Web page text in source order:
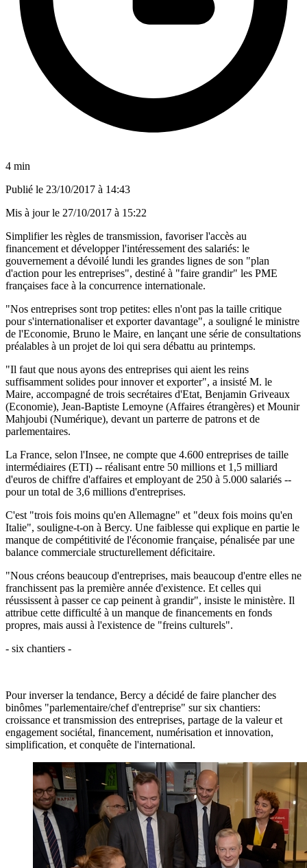
4 min
Publié le 23/10/2017 à 14:43
Mis à jour le 27/10/2017 à 15:22
Simplifier les règles de transmission, favoriser l'accès au
financement et développer l'intéressement des salariés: le
gouvernement a dévoilé lundi les grandes lignes de son "plan
d'action pour les entreprises", destiné à "faire grandir" les PME
françaises face à la concurrence internationale.
"Nos entreprises sont trop petites: elles n'ont pas la taille critique
pour s'internationaliser et exporter davantage", a souligné le ministre
de l'Economie, Bruno le Maire, en lançant une série de consultations
préalables à un projet de loi qui sera débattu au printemps.
"Il faut que nous ayons des entreprises qui aient les reins
suffisamment solides pour innover et exporter", a insisté M. le
Maire, accompagné de trois secrétaires d'Etat, Benjamin Griveaux
(Economie), Jean-Baptiste Lemoyne (Affaires étrangères) et Mounir
Mahjoubi (Numérique), devant un parterre de patrons et de
parlementaires.
La France, selon l'Insee, ne compte que 4.600 entreprises de taille
intermédiaires (ETI) -- réalisant entre 50 millions et 1,5 milliard
d'euros de chiffre d'affaires et employant de 250 à 5.000 salariés --
pour un total de 3,6 millions d'entreprises.
C'est "trois fois moins qu'en Allemagne" et "deux fois moins qu'en
Italie", souligne-t-on à Bercy. Une faiblesse qui explique en partie le
manque de compétitivité de l'économie française, pénalisée par une
balance commerciale structurellement déficitaire.
"Nous créons beaucoup d'entreprises, mais beaucoup d'entre elles ne
franchissent pas la première année d'existence. Et celles qui
réussissent à passer ce cap peinent à grandir", insiste le ministère. Il
attribue cette difficulté à un manque de financements en fonds
propres, mais aussi à l'existence de "freins culturels".
- six chantiers -
Pour inverser la tendance, Bercy a décidé de faire plancher des
binômes "parlementaire/chef d'entreprise" sur six chantiers:
croissance et transmission des entreprises, partage de la valeur et
engagement sociétal, financement, numérisation et innovation,
simplification, et conquête de l'international.